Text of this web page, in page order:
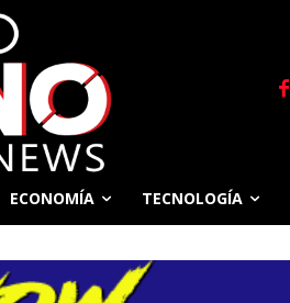
ECONOMÍA TECNOLOGÍA